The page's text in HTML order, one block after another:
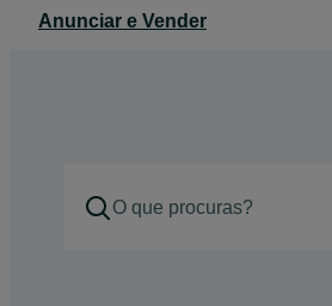
Anunciar e Vender